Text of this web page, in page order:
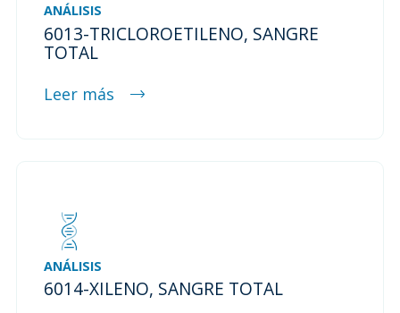
ANÁLISIS
6013-TRICLOROETILENO, SANGRE
TOTAL
Leer más
ANÁLISIS
6014-XILENO, SANGRE TOTAL